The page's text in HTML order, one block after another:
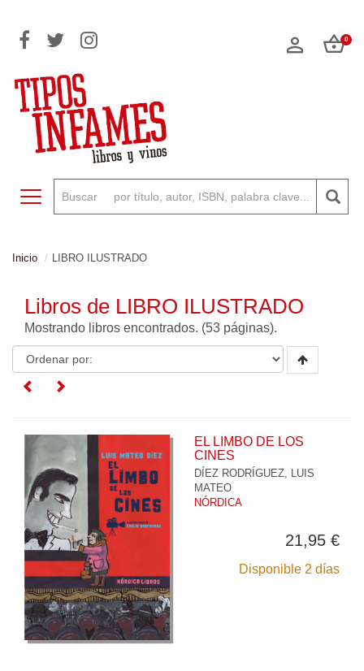
0
Toggle navigation
Inicio LIBRO ILUSTRADO
Libros de LIBRO ILUSTRADO
Mostrando libros encontrados. (53 páginas).
EL LIMBO DE LOS
CINES
DÍEZ RODRÍGUEZ, LUIS
MATEO
NÓRDICA
21,95 €
Disponible 2 días